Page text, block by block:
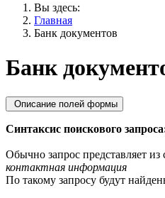
Вы здесь:
Главная
Банк документов
Банк
Описание полей формы
Синтаксис поискового
Обычно запрос представляет
контактная информация
По такому запросу будут